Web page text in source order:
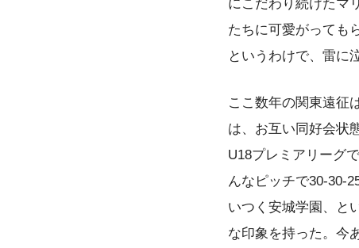
にこだわり続けたマ
たちに可愛がっても
というわけで、雷に
ここ数年の関東遠征
は、お互い同好会状
U18プレミアリーグ
んなピッチで30-30-
いつく安城学園、と
な印象を持った。今